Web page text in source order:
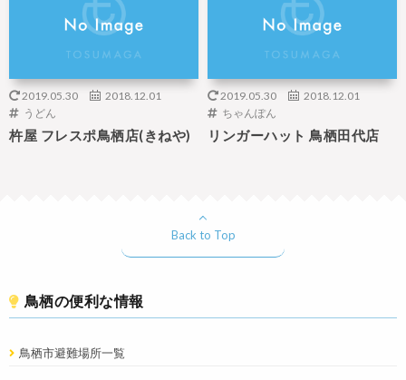
2019.05.30 2018.12.01
うどん
杵屋 フレスポ鳥栖店(きねや)
2019.05.30 2018.12.01
ちゃんぽん
リンガーハット 鳥栖田代店
Back to Top
鳥栖の便利な情報
鳥栖市避難場所一覧